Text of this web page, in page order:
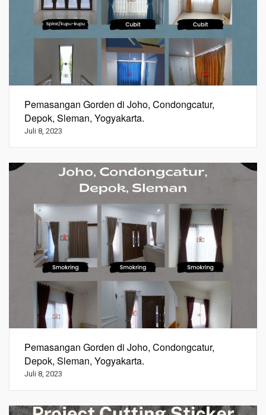
Pemasangan Gorden di Joho, Condongcatur,
Depok, Sleman, Yogyakarta.
Juli 8, 2023
Pemasangan Gorden di Joho, Condongcatur,
Depok, Sleman, Yogyakarta.
Juli 8, 2023